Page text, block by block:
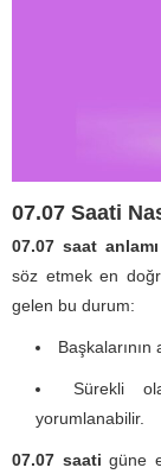
07.07 Saati
07.07 saat anlamı
söz etmek en
gelen bu durum:
Sürekli
yorumlanabilir.
07.07 saatigüne